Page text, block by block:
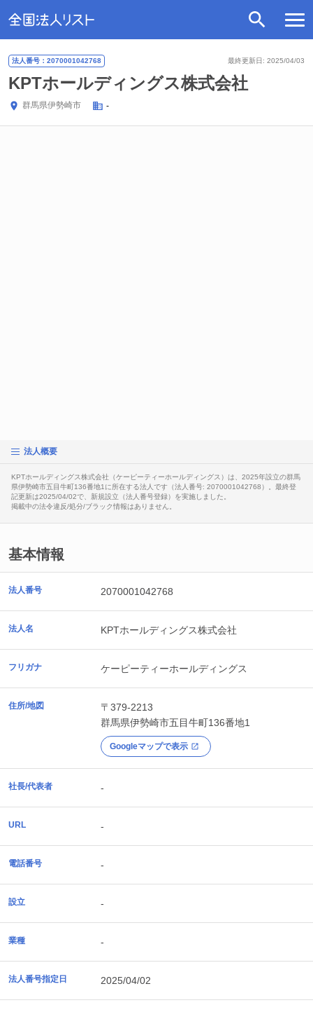
最終更新日: 2025/04/03
法人番号：2070001042768
KPTホールディングス株式会社
群馬県伊勢崎市 -
法人概要
KPTホールディングス株式会社（ケーピーティーホールディングス）は、2025年設立の群馬
県伊勢崎市五目牛町136番地1に所在する法人です（法人番号: 2070001042768）。最終登
記更新は2025/04/02で、新規設立（法人番号登録）を実施しました。
掲載中の法令違反/処分/ブラック情報はありません。
基本情報
法人番号 2070001042768
法人名 KPTホールディングス株式会社
フリガナ ケーピーティーホールディングス
住所/地図
〒379-2213
群馬県伊勢崎市五目牛町136番地1
Googleマップで表示
社長/代表者 -
URL -
電話番号 -
設立 -
業種 -
法人番号指定日 2025/04/02